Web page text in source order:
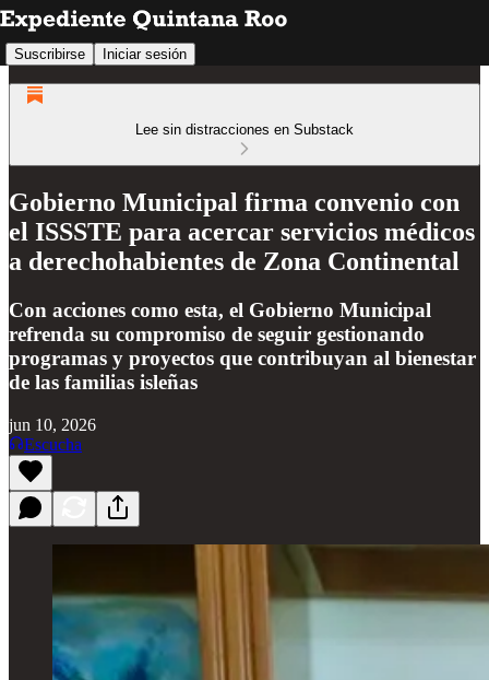
Suscribirse Iniciar sesión
Lee sin distracciones en Substack
Gobierno Municipal firma convenio con
el ISSSTE para acercar servicios médicos
a derechohabientes de Zona Continental
Con acciones como esta, el Gobierno Municipal
refrenda su compromiso de seguir gestionando
programas y proyectos que contribuyan al bienestar
de las familias isleñas
jun 10, 2026
Escucha